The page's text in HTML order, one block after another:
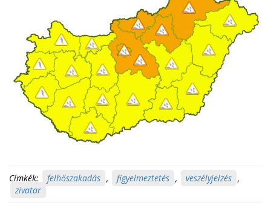
Címkék: felhőszakadás , figyelmeztetés , veszélyjelzés ,
zivatar